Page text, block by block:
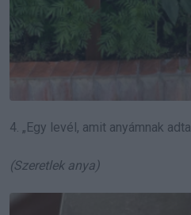
4. „Egy levél, amit anyámnak
(Szeretlek anya)